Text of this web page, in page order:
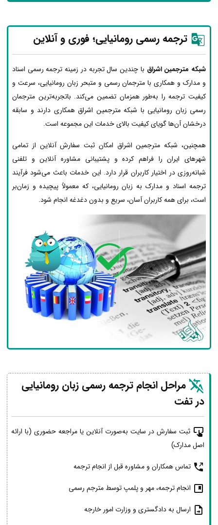
ترجمه رسمی رومانیایی؛ فوری و آنلاین
شبکه مترجمین اشراق با چندین سال تجربه در زمینه ترجمه رسمی اسناد
و مدارک و همکاری با مترجمان رسمی و متبحر زبان رومانیایی، سرعت و
کیفیت ترجمه را به‌طور همزمان تضمین می‌کند. باتجربه‌ترین مترجمان
رسمی زبان رومانیایی با شبکه مترجمین اشراق همکاری دارند و سابقه
درخشان آن‌ها گویای کیفیت بالای خدمات این مجموعه است.
همچنین، شبکه مترجمین اشراق امکان ثبت سفارش آنلاین از تمامی
شهرهای ایران را فراهم کرده و پشتیبانی مشاوره آنلاین و تلفنی
شبانه‌روزی در اختیار کاربران قرار دارد. این خدمات باعث می‌شود فرآیند
ترجمه اسناد و مدارک به زبان رومانیایی، که معمولاً پیچیده و زمان‌بر
است، برای همه کاربران آسان، سریع و بدون دغدغه انجام شود.
مراحل انجام ترجمه رسمی زبان رومانیایی
در تفت
ثبت سفارش در سایت به‌صورت آنلاین یا مراجعه حضوری (با ارائه
اصل مدارک)
تماس همکاران و مشاوره قبل از انجام ترجمه
انجام ترجمه، مهر و پلمپ توسط مترجم رسمی
ارسال به دادگستری و وزارت امور خارجه